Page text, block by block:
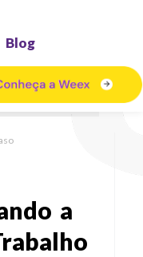
Blog
a